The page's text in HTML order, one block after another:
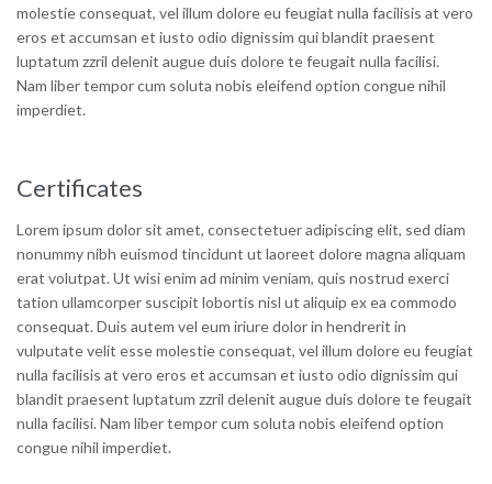
molestie consequat, vel illum dolore eu feugiat nulla facilisis at vero
eros et accumsan et iusto odio dignissim qui blandit praesent
luptatum zzril delenit augue duis dolore te feugait nulla facilisi.
Nam liber tempor cum soluta nobis eleifend option congue nihil
imperdiet.
Certificates
Lorem ipsum dolor sit amet, consectetuer adipiscing elit, sed diam
nonummy nibh euismod tincidunt ut laoreet dolore magna aliquam
erat volutpat. Ut wisi enim ad minim veniam, quis nostrud exerci
tation ullamcorper suscipit lobortis nisl ut aliquip ex ea commodo
consequat. Duis autem vel eum iriure dolor in hendrerit in
vulputate velit esse molestie consequat, vel illum dolore eu feugiat
nulla facilisis at vero eros et accumsan et iusto odio dignissim qui
blandit praesent luptatum zzril delenit augue duis dolore te feugait
nulla facilisi. Nam liber tempor cum soluta nobis eleifend option
congue nihil imperdiet.